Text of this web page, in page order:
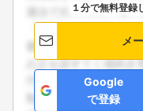
１分で無料登録
メ
Google
で登録